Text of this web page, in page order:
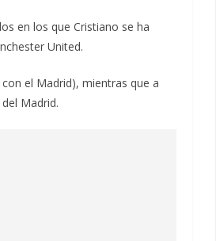
en los que Cristiano se ha
United.
el Madrid), mientras que a
Madrid.